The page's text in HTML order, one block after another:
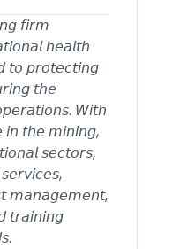
𝘧𝘪𝘳𝘮
𝘩𝘦𝘢𝘭𝘵𝘩
𝘱𝘳𝘰𝘵𝘦𝘤𝘵𝘪𝘯𝘨
𝘵𝘩𝘦
𝘞𝘪𝘵𝘩
𝘵𝘩𝘦 𝘮𝘪𝘯𝘪𝘯𝘨,
𝘴𝘦𝘤𝘵𝘰𝘳𝘴,
𝘮𝘢𝘯𝘢𝘨𝘦𝘮𝘦𝘯𝘵,